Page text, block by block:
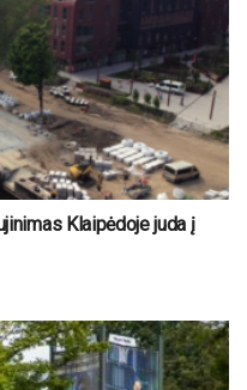
Klaipėdoje juda į